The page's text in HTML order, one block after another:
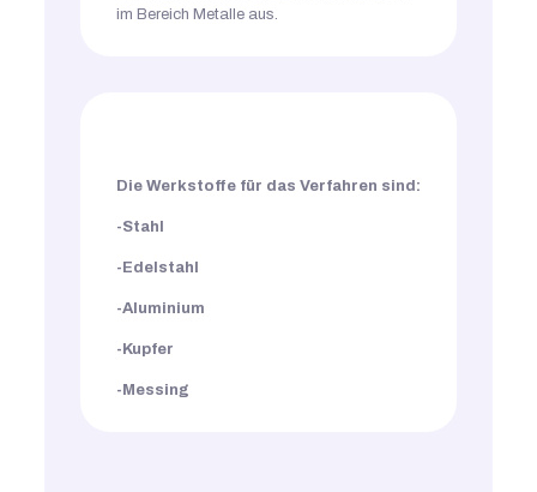
im Bereich Metalle aus.
Die Werkstoffe für das Verfahren sind:
-Stahl
-Edelstahl
-Aluminium
-Kupfer
-Messing